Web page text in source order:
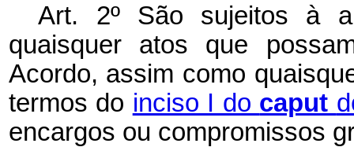
Art. 2º São sujeitos à
quaisquer atos que
Acordo, assim como
termos do inciso I do caput
encargos ou compromissos